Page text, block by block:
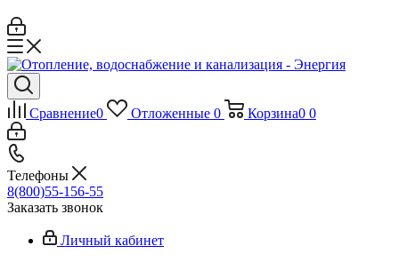
Сравнение0 Отложенные 0 Корзина0 0
Телефоны
8(800)55-156-55
Заказать звонок
Личный кабинет